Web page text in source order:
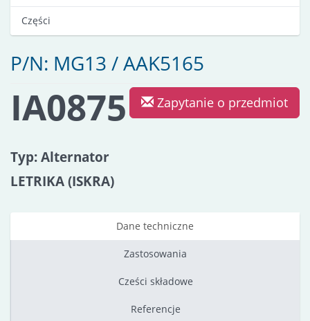
Części
P/N: MG13 / AAK5165
Zapytanie o przedmiot
IA0875
Typ: Alternator
LETRIKA (ISKRA)
Dane techniczne
Zastosowania
Cześci składowe
Referencje